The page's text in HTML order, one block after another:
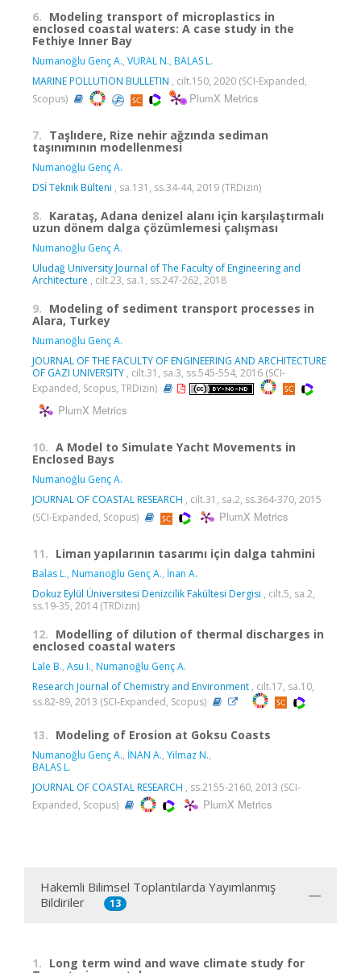
6. Modeling transport of microplastics in
enclosed coastal waters: A case study in the
Fethiye Inner Bay
Numanoğlu Genç A., VURAL N., BALAS L.
MARINE POLLUTION BULLETIN , cilt.150, 2020 (SCI-Expanded,
Scopus)
PlumX Metrics
7. Taşlıdere, Rize nehir ağzında sediman
taşınımının modellenmesi
Numanoğlu Genç A.
DSİ Teknik Bülteni , sa.131, ss.34-44, 2019 (TRDizin)
8. Karataş, Adana denizel alanı için karşılaştırmalı
uzun dönem dalga çözümlemesi çalışması
Numanoğlu Genç A.
Uludağ University Journal of The Faculty of Engineering and
Architecture , cilt.23, sa.1, ss.247-262, 2018
9. Modeling of sediment transport processes in
Alara, Turkey
Numanoğlu Genç A.
JOURNAL OF THE FACULTY OF ENGINEERING AND ARCHITECTURE
OF GAZI UNIVERSITY , cilt.31, sa.3, ss.545-554, 2016 (SCI-
Expanded, Scopus, TRDizin)
PlumX Metrics
10. A Model to Simulate Yacht Movements in
Enclosed Bays
Numanoğlu Genç A.
JOURNAL OF COASTAL RESEARCH , cilt.31, sa.2, ss.364-370, 2015
(SCI-Expanded, Scopus)
PlumX Metrics
11. Liman yapılarının tasarımı için dalga tahmini
Balas L., Numanoğlu Genç A., İnan A.
Dokuz Eylül Üniversitesi Denizcilik Fakültesi Dergisi , cilt.5, sa.2,
ss.19-35, 2014 (TRDizin)
12. Modelling of dilution of thermal discharges in
enclosed coastal waters
Lale B., Asu I., Numanoğlu Genç A.
Research Journal of Chemistry and Environment , cilt.17, sa.10,
ss.82-89, 2013 (SCI-Expanded, Scopus)
13. Modeling of Erosion at Goksu Coasts
Numanoğlu Genç A., İNAN A., Yilmaz N.,
BALAS L.
JOURNAL OF COASTAL RESEARCH , ss.2155-2160, 2013 (SCI-
Expanded, Scopus)
PlumX Metrics
Hakemli Bilimsel Toplantılarda Yayımlanmış
Bildiriler
13
1. Long term wind and wave climate study for